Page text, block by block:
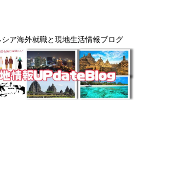
シア海外就職と現地生活情報ブログ